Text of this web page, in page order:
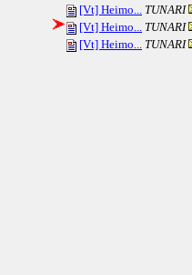
[Vt] Heimo... TUNARI
[Vt] Heimo... TUNARI
[Vt] Heimo... TUNARI